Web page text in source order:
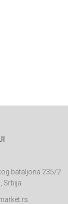
bataljona 235/2
Srbija